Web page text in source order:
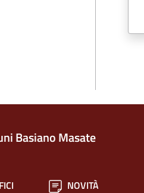
Basiano Masate
NOVITÀ